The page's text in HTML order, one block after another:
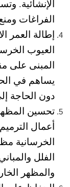
الإنشائية.
الفراغات
إطالة العمر
العيوب
المبنى على
يساهم في
دون الحاجة
تحسين
أعمال
الخرسانية
الفلل
والمظهر